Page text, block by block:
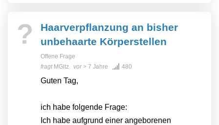
?
Haarverpflanzung an bisher
unbehaarte Körperstellen
Offene Frage
fragt MGltz vor> 7 Jahre 480
Guten Tag,
ich habe folgende Frage:
Ich habe aufgrund einer angeborenen